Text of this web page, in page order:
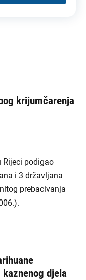
krijumčarenja
Rijeci podigao
i 3 državljana
prebacivanja
djela